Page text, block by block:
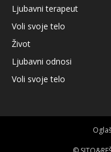
Ljubavni terapeut
Voli svoje telo
Život
Ljubavni odnosi
Voli svoje telo